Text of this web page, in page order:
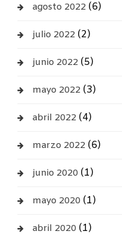
agosto 2022 (6)
julio 2022 (2)
junio 2022 (5)
mayo 2022 (3)
abril 2022 (4)
marzo 2022 (6)
junio 2020 (1)
mayo 2020 (1)
abril 2020 (1)